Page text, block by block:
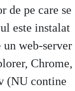
de pe care se
este instalat
web-server
Chrome,
(NU contine